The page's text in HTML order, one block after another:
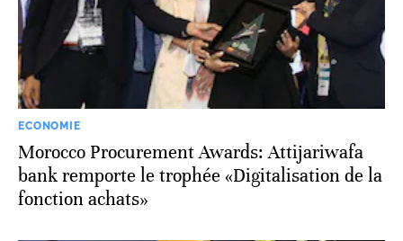
ECONOMIE
Morocco Procurement Awards: Attijariwafa
bank remporte le trophée «Digitalisation de la
fonction achats»